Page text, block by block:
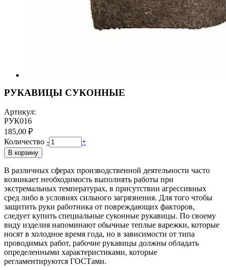
РУКАВИЦЫ СУКОННЫЕ
Артикул:
РУК016
185,00 ₽
Количество - +
В корзину
В различных сферах производственной деятельности часто
возникает необходимость выполнять работы при
экстремальных температурах, в присутствии агрессивных
сред либо в условиях сильного загрязнения. Для того чтобы
защитить руки работника от повреждающих факторов,
следует купить специальные суконные рукавицы. По своему
виду изделия напоминают обычные теплые варежки, которые
носят в холодное время года, но в зависимости от типа
проводимых работ, рабочие рукавицы должны обладать
определенными характеристиками, которые
регламентируются ГОСТами.